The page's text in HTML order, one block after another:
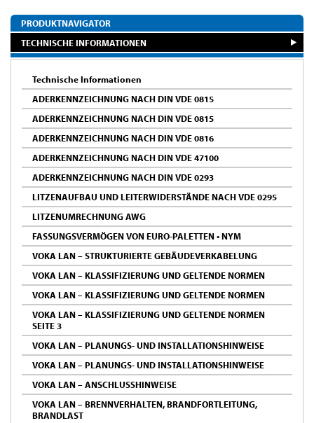
PRODUKTNAVIGATOR
TECHNISCHE INFORMATIONEN
Technische Informationen
ADERKENNZEICHNUNG NACH DIN VDE 0815
ADERKENNZEICHNUNG NACH DIN VDE 0815
ADERKENNZEICHNUNG NACH DIN VDE 0816
ADERKENNZEICHNUNG NACH DIN VDE 47100
ADERKENNZEICHNUNG NACH DIN VDE 0293
LITZENAUFBAU UND LEITERWIDERSTÄNDE NACH VDE 0295
LITZENUMRECHNUNG AWG
FASSUNGSVERMÖGEN VON EURO-PALETTEN • NYM
VOKA LAN – STRUKTURIERTE GEBÄUDEVERKABELUNG
VOKA LAN – KLASSIFIZIERUNG UND GELTENDE NORMEN
VOKA LAN – KLASSIFIZIERUNG UND GELTENDE NORMEN
VOKA LAN – KLASSIFIZIERUNG UND GELTENDE NORMEN
SEITE 3
VOKA LAN – PLANUNGS- UND INSTALLATIONSHINWEISE
VOKA LAN – PLANUNGS- UND INSTALLATIONSHINWEISE
VOKA LAN – ANSCHLUSSHINWEISE
VOKA LAN – BRENNVERHALTEN, BRANDFORTLEITUNG,
BRANDLAST